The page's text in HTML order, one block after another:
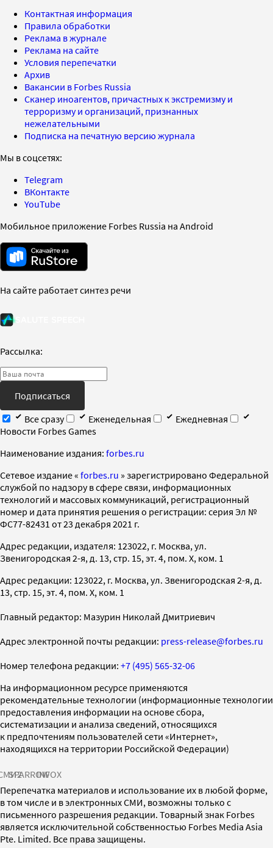
Контактная информация
Правила обработки
Реклама в журнале
Реклама на сайте
Условия перепечатки
Архив
Вакансии в Forbes Russia
Сканер иноагентов, причастных к экстремизму и
терроризму и организаций, признанных
нежелательными
Подписка на печатную версию журнала
Мы в соцсетях:
Telegram
ВКонтакте
YouTube
Мобильное приложение Forbes Russia на Android
На сайте работает синтез речи
Рассылка:
Подписаться
Все сразу
Еженедельная
Ежедневная
Новости Forbes Games
Наименование издания: forbes.ru
Cетевое издание « forbes.ru » зарегистрировано Федеральной
службой по надзору в сфере связи, информационных
технологий и массовых коммуникаций, регистрационный
номер и дата принятия решения о регистрации: серия Эл №
ФС77-82431 от 23 декабря 2021 г.
Адрес редакции, издателя: 123022, г. Москва, ул.
Звенигородская 2-я, д. 13, стр. 15, эт. 4, пом. X, ком. 1
Адрес редакции: 123022, г. Москва, ул. Звенигородская 2-я, д.
13, стр. 15, эт. 4, пом. X, ком. 1
Главный редактор: Мазурин Николай Дмитриевич
Адрес электронной почты редакции: press-release@forbes.ru
Номер телефона редакции: +7 (495) 565-32-06
На информационном ресурсе применяются
рекомендательные технологии (информационные технологии
предоставления информации на основе сбора,
систематизации и анализа сведений, относящихся
к предпочтениям пользователей сети «Интернет»,
находящихся на территории Российской Федерации)
SPARROWINFOX
Перепечатка материалов и использование их в любой форме,
в том числе и в электронных СМИ, возможны только с
письменного разрешения редакции. Товарный знак Forbes
является исключительной собственностью Forbes Media Asia
Pte. Limited. Все права защищены.